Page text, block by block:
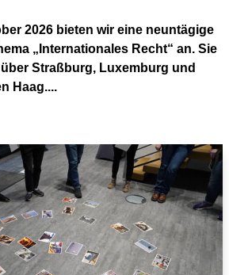
2026 bieten wir eine neuntägige
„Internationales Recht“ an. Sie
Straßburg, Luxemburg und
Haag....